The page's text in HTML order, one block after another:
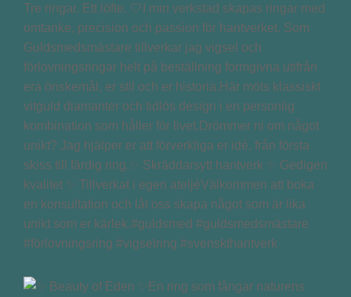
Tre ringar. Ett löfte. 🤍I min verkstad skapas ringar med
omtanke, precision och passion för hantverket. Som
Guldsmedsmästare tillverkar jag vigsel och
förlovningsringar helt på beställning formgivna utifrån
era önskemål, er stil och er historia.Här möts klassiskt
vitguld diamanter och tidlös design i en personlig
kombination som håller för livet.Drömmer ni om något
unikt? Jag hjälper er att förverkliga er idé, från första
skiss till färdig ring.✨ Skräddarsytt hantverk ✨ Gedigen
kvalitet ✨ Tillverkat i egen ateljéVälkommen att boka
en konsultation och låt oss skapa något som är lika
unikt som er kärlek.#guldsmed #guldsmedsmästare
#förlovningsring #vigselring #svenskthantverk